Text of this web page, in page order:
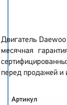
Двигатель
месячная
перед продажей и
Артикул